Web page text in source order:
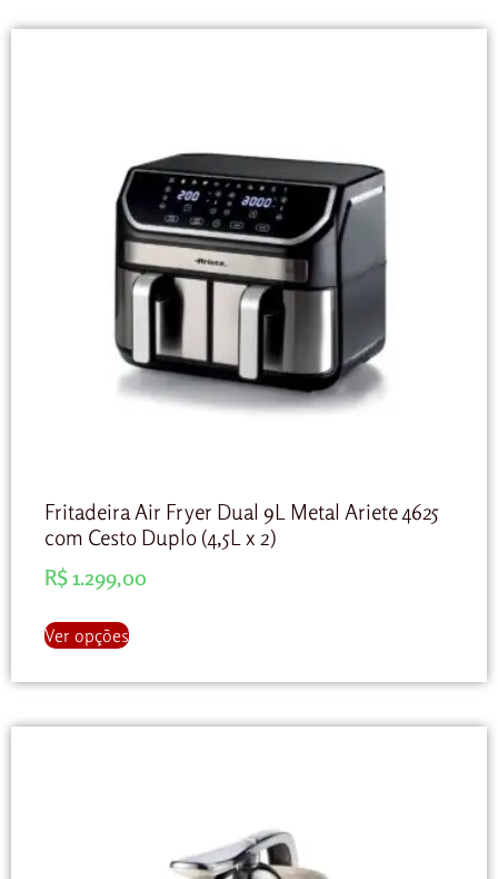
Fritadeira Air Fryer Dual 9L Metal Ariete 4625
com Cesto Duplo (4,5L x 2)
R$1.299,00
Ver opções